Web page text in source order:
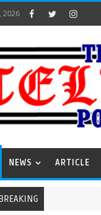
2026
NEWS ARTICLE